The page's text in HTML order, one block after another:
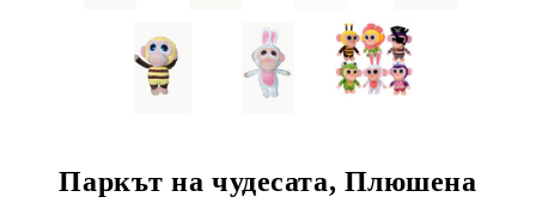
Паркът на чудесата, Плюшена